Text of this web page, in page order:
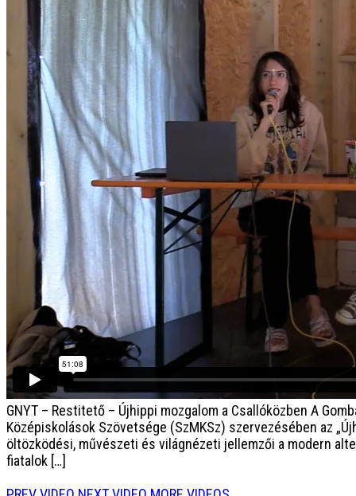
GNYT – Restitető – Újhippi mozgalom a Csallóközben A
Középiskolások Szövetsége (SzMKSz) szervezésében az
öltözködési, művészeti és világnézeti jellemzői a modern
fiatalok […]